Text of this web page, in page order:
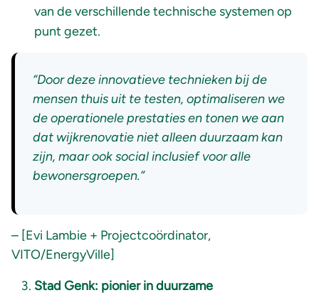
van de verschillende technische systemen op
punt gezet.
“Door deze innovatieve technieken bij de
mensen thuis uit te testen, optimaliseren we
de operationele prestaties en tonen we aan
dat wijkrenovatie niet alleen duurzaam kan
zijn, maar ook social inclusief voor alle
bewonersgroepen.”
– [Evi Lambie + Projectcoördinator,
VITO/EnergyVille]
Stad Genk: pionier in duurzame